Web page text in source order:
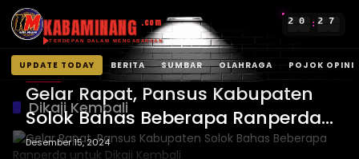
KABAMINANG .com
TERDEPAN DALAM MENGABARKAN
2 0 : 2 7
UPDATE TODAY BERITA SUMBAR OLAHRAGA POJOK OPINI
Langsung
konten
Dikaji Kembali
BERITA
Gelar Rapat, Pansus Kabupaten
Solok Bahas Beberapa Ranperda
untuk Dikaji Kembali
Desember 15, 2024